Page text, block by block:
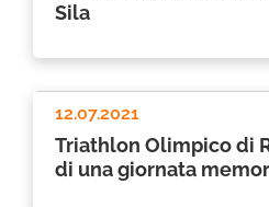
Sila
12.07.2021
Triathlon Olimpico di
di una giornata